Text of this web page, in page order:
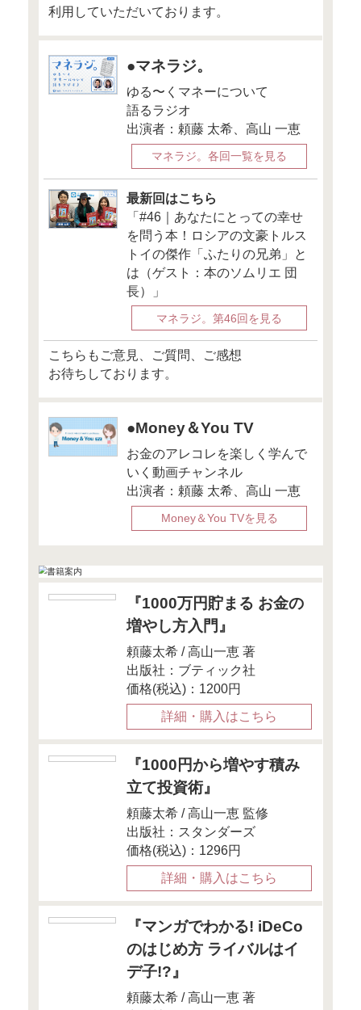
しやすい地域
京23区編）」
この記
●12月7日『ロ
ナンス』
「年末調整で
か？ お金の
賢い申請方法」
この記
●12月10日『
イナンス』
「投資は○のコ
重要？ 投資
たい失敗体験」
●12月8日『
「不動産投資
歩、ワンルー
この記
●12月6日『